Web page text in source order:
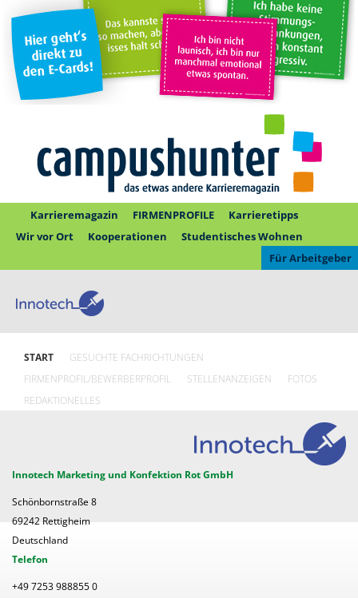
Karrieremagazin FIRMENPROFILE
Karrieretipps
Wir vor Ort
Kooperationen
Studentisches Wohnen
Für Arbeitgeber
START
GESUCHTE FACHRICHTUNGEN
FIRMENPROFIL/BEWERBERPROFIL
STELLENANZEIGEN
FOTOS
REDAKTIONELLES
Innotech Marketing und Konfektion Rot GmbH
Schönbornstraße 8
69242 Rettigheim
Deutschland
Telefon
+49 7253 988855 0